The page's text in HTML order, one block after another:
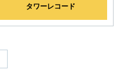
タワーレコード